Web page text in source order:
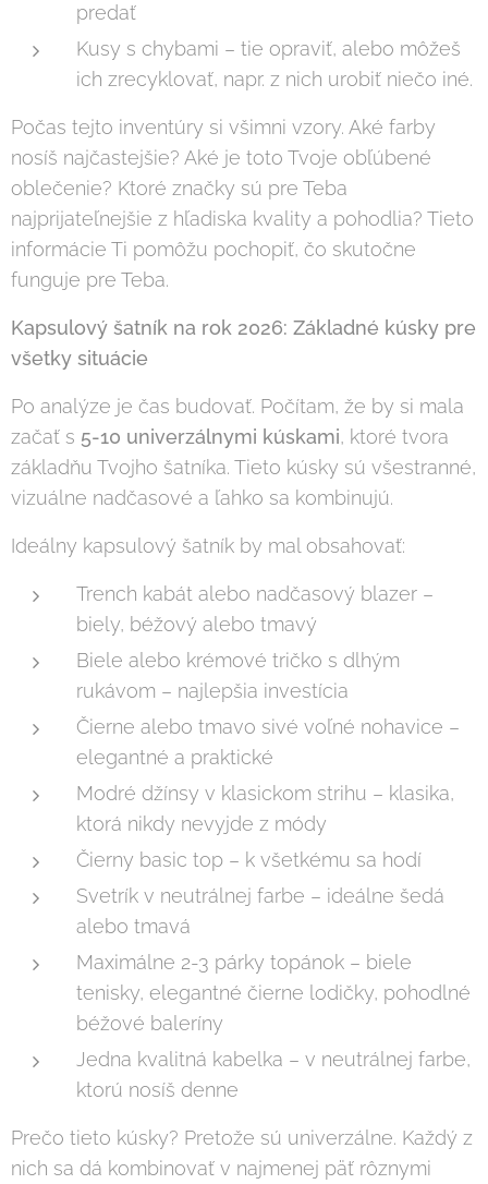
predať
Kusy s chybami – tie opraviť, alebo môžeš
ich zrecyklovať, napr. z nich urobiť niečo iné.
Počas tejto inventúry si všimni vzory. Aké farby
nosíš najčastejšie? Aké je toto Tvoje obľúbené
oblečenie? Ktoré značky sú pre Teba
najprijateľnejšie z hľadiska kvality a pohodlia? Tieto
informácie Ti pomôžu pochopiť, čo skutočne
funguje pre Teba.
Kapsulový šatník na rok 2026: Základné kúsky pre
všetky situácie
Po analýze je čas budovať. Počítam, že by si mala
začať s 5-10 univerzálnymi kúskami, ktoré tvora
základňu Tvojho šatníka. Tieto kúsky sú všestranné,
vizuálne nadčasové a ľahko sa kombinujú.
Ideálny kapsulový šatník by mal obsahovať:
Trench kabát alebo nadčasový blazer –
biely, béžový alebo tmavý
Biele alebo krémové tričko s dlhým
rukávom – najlepšia investícia
Čierne alebo tmavo sivé voľné nohavice –
elegantné a praktické
Modré džínsy v klasickom strihu – klasika,
ktorá nikdy nevyjde z módy
Čierny basic top – k všetkému sa hodí
Svetrík v neutrálnej farbe – ideálne šedá
alebo tmavá
Maximálne 2-3 párky topánok – biele
tenisky, elegantné čierne lodičky, pohodlné
béžové baleríny
Jedna kvalitná kabelka – v neutrálnej farbe,
ktorú nosíš denne
Prečo tieto kúsky? Pretože sú univerzálne. Každý z
nich sa dá kombinovať v najmenej päť rôznymi